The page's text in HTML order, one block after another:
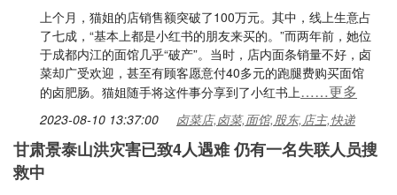
上个月，猫姐的店销售额突破了100万元。其中，线上生意占
了七成，“基本上都是小红书的朋友来买的。”而两年前，她位
于成都内江的面馆几乎“破产”。当时，店内面条销量不好，卤
菜却广受欢迎，甚至有顾客愿意付40多元的跑腿费购买面馆
的卤肥肠。猫姐随手将这件事分享到了小红书上……更多
2023-08-10 13:37:00 卤菜店,卤菜,面馆,股东,店主,快递
甘肃景泰山洪灾害已致4人遇难 仍有一名失联人员搜
救中